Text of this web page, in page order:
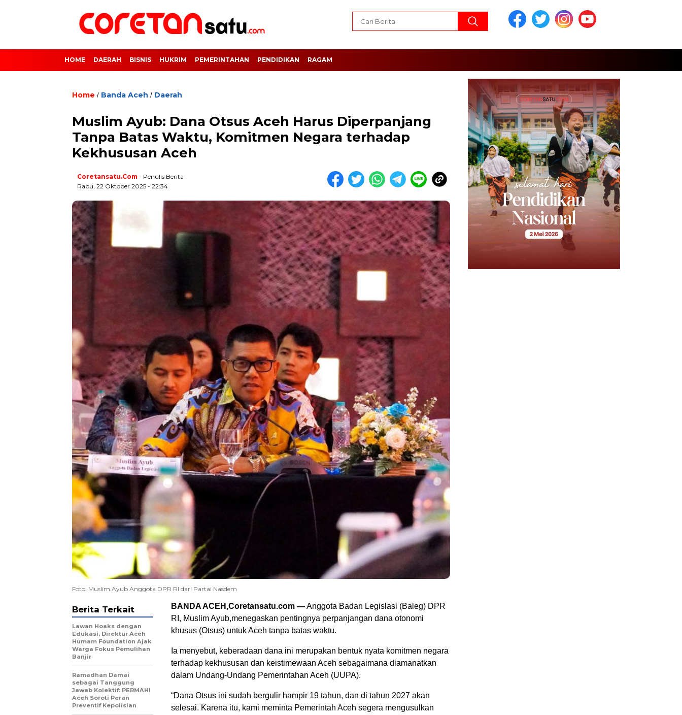
HOME DAERAH BISNIS HUKRIM PEMERINTAHAN PENDIDIKAN RAGAM
Home / Banda Aceh / Daerah
Muslim Ayub: Dana Otsus Aceh Harus Diperpanjang
Tanpa Batas Waktu, Komitmen Negara terhadap
Kekhususan Aceh
Coretansatu.com - Penulis Berita
Rabu, 22 Oktober 2025 - 22:34
Foto: Muslim Ayub Anggota DPR RI dari Partai Nasdem
BANDA ACEH,Coretansatu.com —Anggota Badan Legislasi (Baleg) DPR
RI, Muslim Ayub,menegaskan pentingnya perpanjangan dana otonomi
khusus (Otsus) untuk Aceh tanpa batas waktu.
Ia menyebut, keberadaan dana ini merupakan bentuk nyata komitmen negara
terhadap kekhususan dan keistimewaan Aceh sebagaimana diamanatkan
dalam Undang-Undang Pemerintahan Aceh (UUPA).
“Dana Otsus ini sudah bergulir hampir 19 tahun, dan di tahun 2027 akan
selesai. Karena itu, kami meminta Pemerintah Aceh segera mengusulkan
Berita Terkait
Lawan Hoaks dengan
Edukasi, Direktur Aceh
Humam Foundation Ajak
Warga Fokus Pemulihan
Banjir
Ramadhan Damai
sebagai Tanggung
Jawab Kolektif: PERMAHI
Aceh Soroti Peran
Preventif Kepolisian